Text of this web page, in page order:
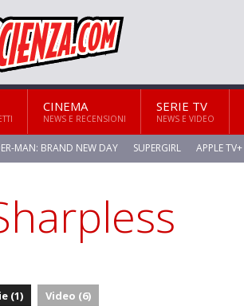
CINEMA
NEWS E RECENSIONI
SERIE TV
NEWS E VIDEO
MAN: BRAND NEW DAY SUPERGIRL APPLE TV+
(1) Video (6)